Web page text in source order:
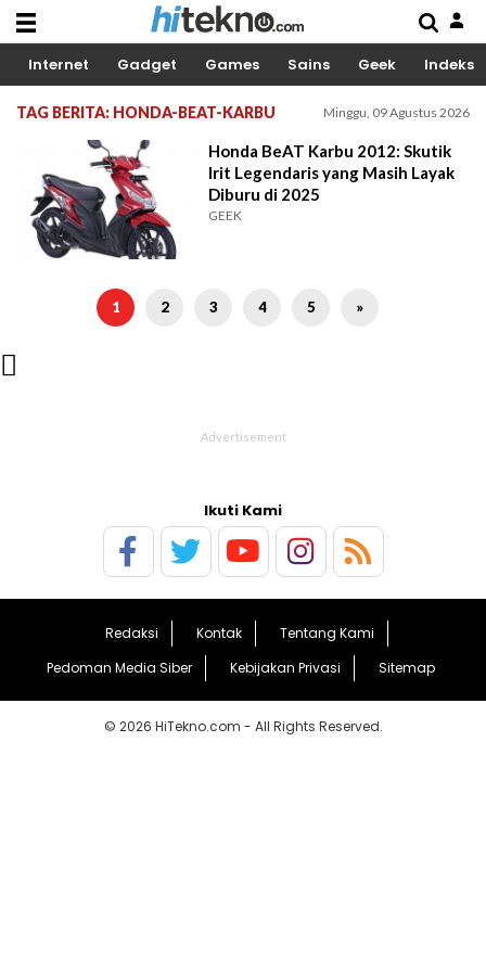
Internet Gadget Games Sains Geek Indeks
TAG BERITA: HONDA-BEAT-KARBU Minggu, 09 Agustus 2026
Honda BeAT Karbu 2012: Skutik
Irit Legendaris yang Masih Layak
Diburu di 2025
GEEK
1 2 3 4 5 »

Ikuti Kami
Redaksi Kontak
Tentang Kami
Pedoman Media Siber
Kebijakan Privasi Sitemap
© 2026 HiTekno.com - All Rights Reserved.